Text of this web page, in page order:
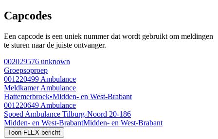
Capcodes
Een capcode is een uniek nummer dat wordt gebruikt om meldingen
te sturen naar de juiste ontvanger.
002029576 unknown
Groepsoproep
001220499 Ambulance
Meldkamer Ambulance
Hattemerbroek•Midden- en West-Brabant
001220649 Ambulance
Spoed Ambulance Tilburg-Noord 20-186
Midden- en West-BrabantMidden- en West-Brabant
Toon FLEX bericht